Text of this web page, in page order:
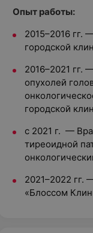
Опыт работы:
2015–2016 гг.
городской
2016–2021 гг.
опухолей
городской
c 2021 г. —
тиреоидной
2021–2022 гг.
«Блоссом